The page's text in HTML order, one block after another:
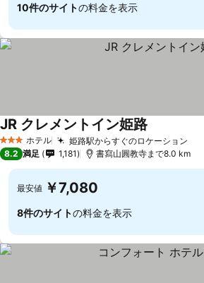
10件のサイトの料金を表示
3 ホテルのランク
ホテル 姫路駅からすぐのロケーション
JR クレメントイン姫路
8.2 満足 1,181 書寫山圓教寺まで8.0 km
最安値 ￥7,080
8件のサイトの料金を表示